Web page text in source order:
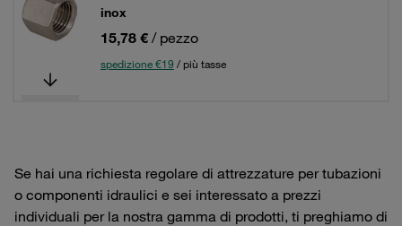
inox
15,78 € / pezzo
spedizione €19 / più tasse
Se hai una richiesta regolare di attrezzature per tubazioni
o componenti idraulici e sei interessato a prezzi
individuali per la nostra gamma di prodotti, ti preghiamo di